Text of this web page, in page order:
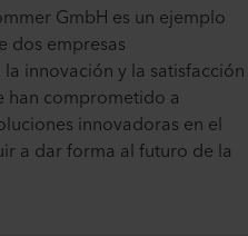
GmbH es un ejemplo
dos empresas
innovación y la satisfacción
han comprometido a
innovadoras en el
a dar forma al futuro de la